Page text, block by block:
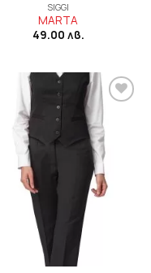
SIGGI
MARTA
49.00 лв.
wishlist